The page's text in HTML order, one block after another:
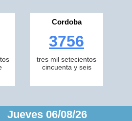
Cordoba
3756
tres mil setecientos
cincuenta y seis
06/08/26